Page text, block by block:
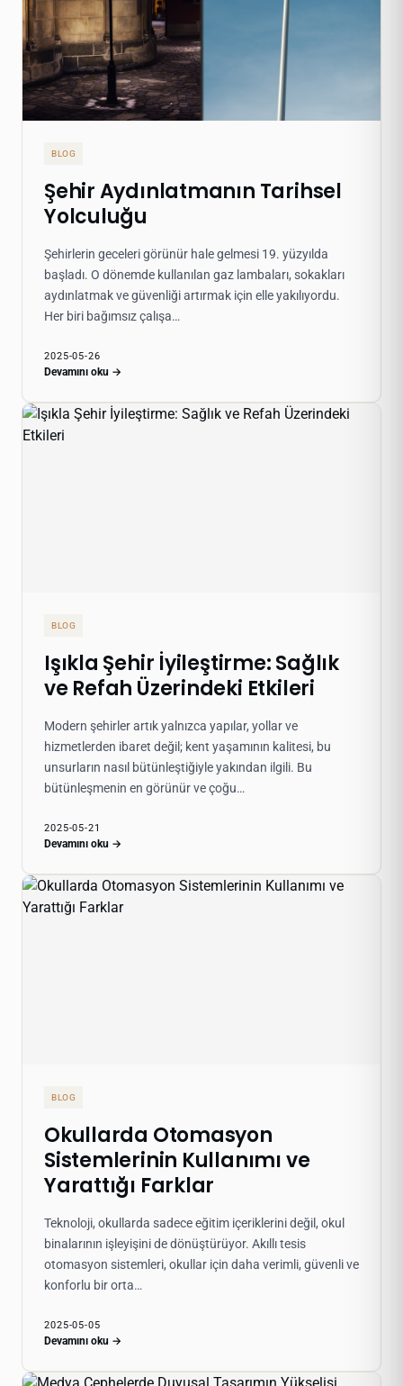
BLOG
Şehir Aydınlatmanın Tarihsel
Yolculuğu
Şehirlerin geceleri görünür hale gelmesi 19. yüzyılda
başladı. O dönemde kullanılan gaz lambaları, sokakları
aydınlatmak ve güvenliği artırmak için elle yakılıyordu.
Her biri bağımsız çalışa…
2025-05-26
Devamını oku →
BLOG
Işıkla Şehir İyileştirme: Sağlık
ve Refah Üzerindeki Etkileri
Modern şehirler artık yalnızca yapılar, yollar ve
hizmetlerden ibaret değil; kent yaşamının kalitesi, bu
unsurların nasıl bütünleştiğiyle yakından ilgili. Bu
bütünleşmenin en görünür ve çoğu…
2025-05-21
Devamını oku →
BLOG
Okullarda Otomasyon
Sistemlerinin Kullanımı ve
Yarattığı Farklar
Teknoloji, okullarda sadece eğitim içeriklerini değil, okul
binalarının işleyişini de dönüştürüyor. Akıllı tesis
otomasyon sistemleri, okullar için daha verimli, güvenli ve
konforlu bir orta…
2025-05-05
Devamını oku →